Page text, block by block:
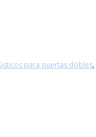
para puertas dobles,